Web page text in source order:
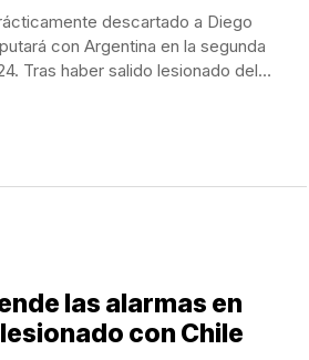
descartado a Diego
con Argentina en la segunda
Tras haber salido lesionado del
las alarmas en
con Chile